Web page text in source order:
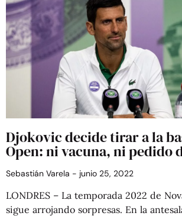
Djokovic decide tirar a la
Open: ni vacuna, ni pedido
Sebastián Varela junio 25, 2022
LONDRES – La temporada 2022 de
sigue arrojando sorpresas. En la